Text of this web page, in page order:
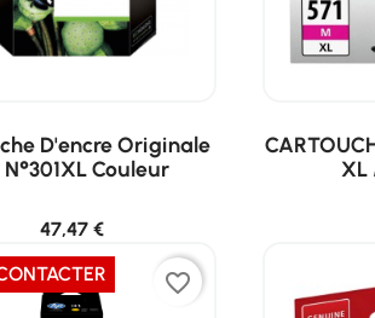
D'encre Originale
N°301XL Couleur
47,47 €
XL
favorite_border